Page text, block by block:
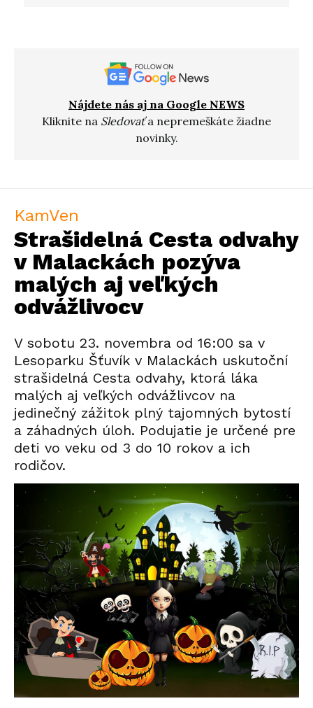
Nájdete nás aj na Google NEWS
Kliknite na Sledovaťa nepremeškáte žiadne
novinky.
KamVen
Strašidelná Cesta odvahy
v Malackách pozýva
malých aj veľkých
odvážlivocv
V sobotu 23. novembra od 16:00 sa v
Lesoparku Šťuvík v Malackách uskutoční
strašidelná Cesta odvahy, ktorá láka
malých aj veľkých odvážlivcov na
jedinečný zážitok plný tajomných bytostí
a záhadných úloh. Podujatie je určené pre
deti vo veku od 3 do 10 rokov a ich
rodičov.